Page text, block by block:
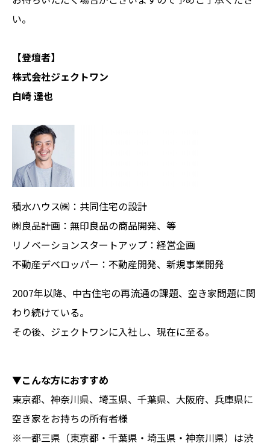
い。
【登壇者】
株式会社ジェクトワン
白崎 達也
積水ハウス㈱：共同住宅の設計
㈱良品計画：無印良品の商品開発、等
リノベーションスタートアップ：経営企画
不動産デベロッパー：不動産開発、新規事業開発
2007年以降、中古住宅の再流通の課題、空き家問題に関
わり続けている。
その後、ジェクトワンに入社し、現在に至る。
▼こんな方におすすめ
東京都、神奈川県、埼玉県、千葉県、大阪府、兵庫県に
空き家をお持ちの所有者様
※一都三県（東京都・千葉県・埼玉県・神奈川県）は渋